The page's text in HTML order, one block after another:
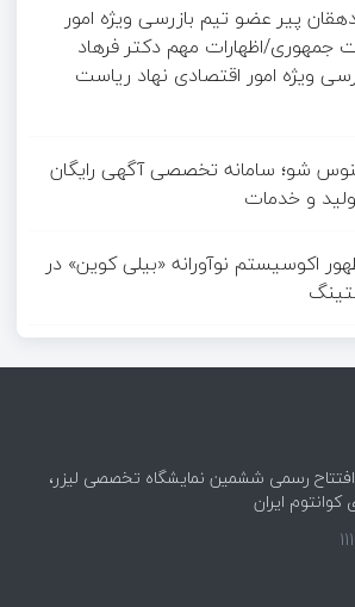
پیر عضو تيم بازرسی ويژه امور
جمهوری/اظهارات مهم دکتر فرهاد
ویژه امور اقتصادی نهاد ریاست
شو؛ سامانه تخصصی آگهی رایگان
و خدمات
اکوسیستم نوآورانه «بیلی کوین» در
رسمی ششمین نمایشگاه تخصصی لیزر،
ایران
111